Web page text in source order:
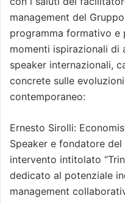
management del
programma formativo e
momenti ispirazionali di
speaker internazionali,
concrete sulle
contemporaneo:
Ernesto Sirolli:
Speaker e fondatore
intervento intitolato
dedicato al potenziale
management